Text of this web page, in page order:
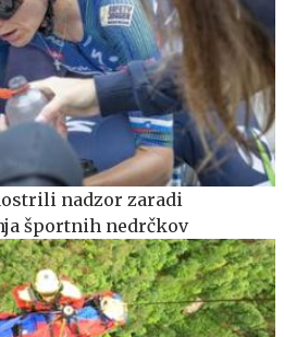
nadzor zaradi
športnih nedrčkov